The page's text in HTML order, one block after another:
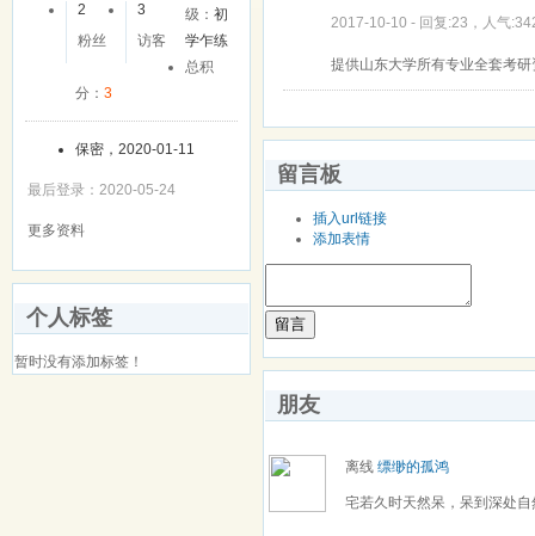
2
粉丝
3
访客
级：初
学乍练
总积
分： 3
保密，2020-01-11
最后登录：2020-05-24
更多资料
个人标签
暂时没有添加标签！
2017-10-10 - 回复:23，人气
提供山东大学所有专业全套考
留言板
插入url链接
添加表情
留言
朋友
离线 缥缈的孤鸿
宅若久时天然呆，呆到深处自